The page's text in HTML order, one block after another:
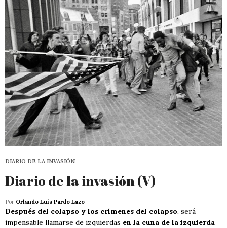
DIARIO DE LA INVASIÓN
Diario de la invasión (V)
Por Orlando Luis Pardo Lazo
Después del colapso y los crímenes del colapso, será
impensable llamarse de izquierdas en la cuna de la izquierda